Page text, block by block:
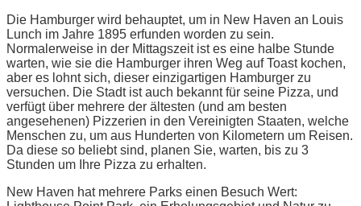
Die Hamburger wird behauptet, um in New Haven an Louis
Lunch im Jahre 1895 erfunden worden zu sein.
Normalerweise in der Mittagszeit ist es eine halbe Stunde
warten, wie sie die Hamburger ihren Weg auf Toast kochen,
aber es lohnt sich, dieser einzigartigen Hamburger zu
versuchen. Die Stadt ist auch bekannt für seine Pizza, und
verfügt über mehrere der ältesten (und am besten
angesehenen) Pizzerien in den Vereinigten Staaten, welche
Menschen zu, um aus Hunderten von Kilometern um Reisen.
Da diese so beliebt sind, planen Sie, warten, bis zu 3
Stunden um Ihre Pizza zu erhalten.
New Haven hat mehrere Parks einen Besuch Wert: